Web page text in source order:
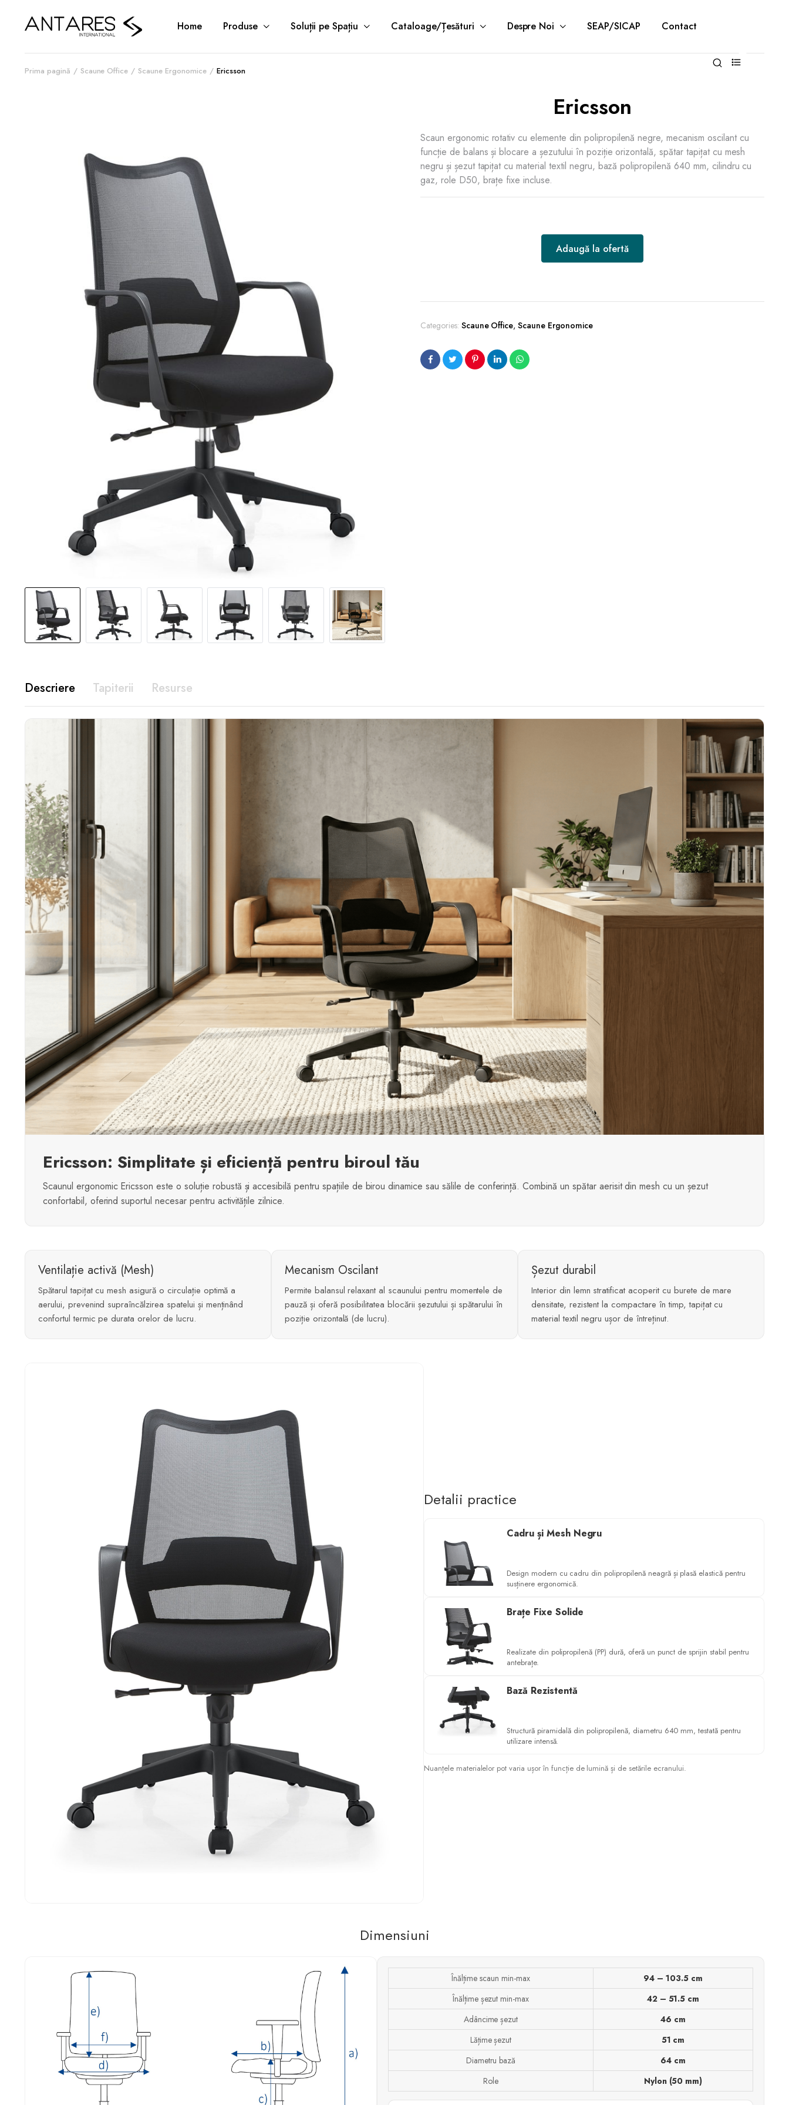
Home Produse Soluții pe Spațiu Cataloage/Țesături Despre Noi SEAP/SICAP Contact
Prima pagină Scaune Office Scaune Ergonomice Ericsson
Ericsson
Scaun ergonomic rotativ cu elemente din polipropilenă negre, mecanism oscilant cu
funcție de balans și blocare a șezutului în poziție orizontală, spătar tapițat cu mesh
negru și șezut tapițat cu material textil negru, bază polipropilenă 640 mm, cilindru cu
gaz, role D50, brațe fixe incluse.
Adaugă la ofertă
Categories: Scaune Office,Scaune Ergonomice
Tapiterii Resurse
Descriere
Ericsson: Simplitate și eficiență pentru biroul tău
Scaunul ergonomic Ericsson este o soluție robustă și accesibilă pentru spațiile de birou dinamice sau sălile de conferință. Combină un spătar aerisit din mesh cu un șezut
confortabil, oferind suportul necesar pentru activitățile zilnice.
Ventilație activă (Mesh)
Spătarul tapițat cu mesh asigură o circulație optimă a
aerului, prevenind supraîncălzirea spatelui și menținând
confortul termic pe durata orelor de lucru.
Mecanism Oscilant
Permite balansul relaxant al scaunului pentru momentele de
pauză și oferă posibilitatea blocării șezutului și spătarului în
poziție orizontală (de lucru).
Șezut durabil
Interior din lemn stratificat acoperit cu burete de mare
densitate, rezistent la compactare în timp, tapițat cu
material textil negru ușor de întreținut.
Detalii practice
Cadru și Mesh Negru
Design modern cu cadru din polipropilenă neagră și plasă elastică pentru
susținere ergonomică.
Brațe Fixe Solide
Realizate din polipropilenă (PP) dură, oferă un punct de sprijin stabil pentru
antebrațe.
Bază Rezistentă
Structură piramidală din polipropilenă, diametru 640 mm, testată pentru
utilizare intensă.
Nuanțele materialelor pot varia ușor în funcție de lumină și de setările ecranului.
Dimensiuni
Înălțime scaun min-max
94 – 103.5 cm
Înălțime șezut min-max
42 – 51.5 cm
Adâncime șezut
46 cm
Lățime șezut
51 cm
Diametru bază
64 cm
Role
Nylon (50 mm)